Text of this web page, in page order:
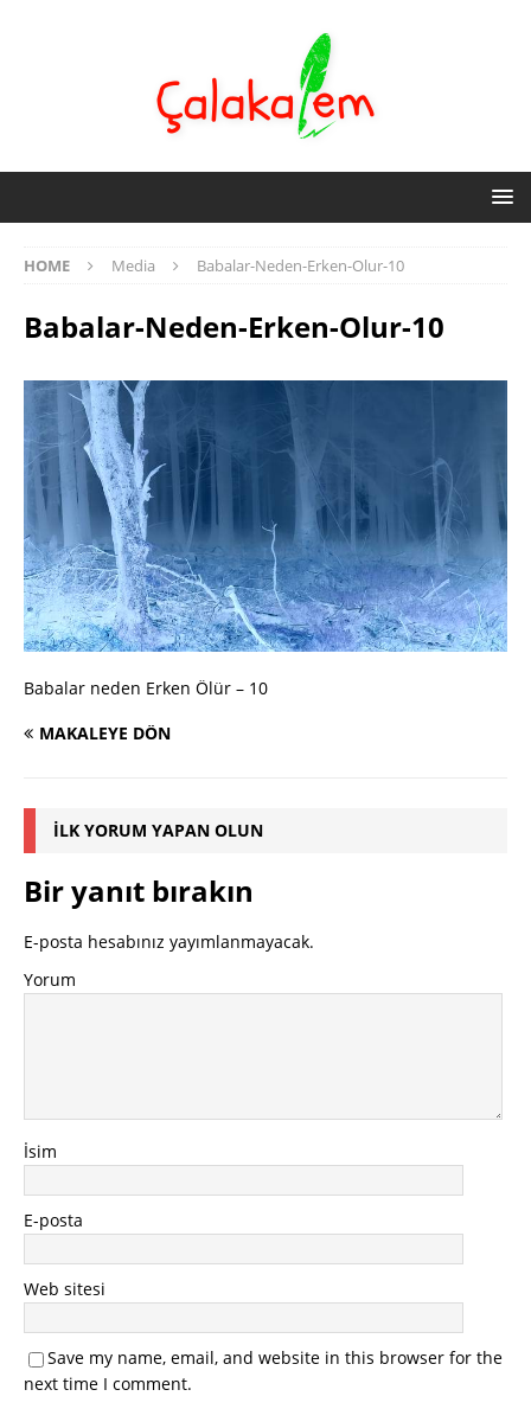
HOME Media Babalar-Neden-Erken-Olur-10
Babalar-Neden-Erken-Olur-10
Babalar neden Erken Ölür – 10
MAKALEYE DÖN
İLK YORUM YAPAN OLUN
Bir yanıt bırakın
E-posta hesabınız yayımlanmayacak.
Yorum
İsim
E-posta
Web sitesi
Save my name, email, and website in this browser for the
next time I comment.